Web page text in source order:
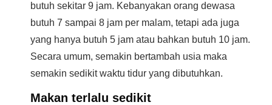
butuh sekitar 9 jam. Kebanyakan orang dewasa
butuh 7 sampai 8 jam per malam, tetapi ada juga
yang hanya butuh 5 jam atau bahkan butuh 10 jam.
Secara umum, semakin bertambah usia maka
semakin sedikit waktu tidur yang dibutuhkan.
Makan terlalu sedikit